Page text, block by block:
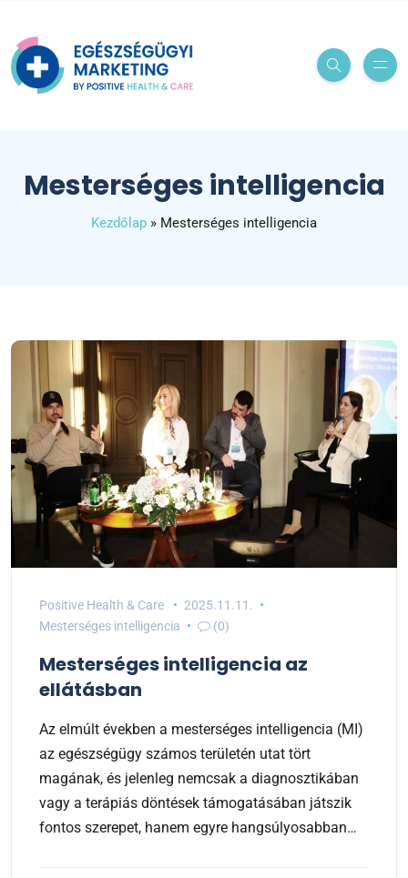
Mesterséges intelligencia
Kezdőlap » Mesterséges intelligencia
Positive Health & Care
2025.11.11.
Mesterséges intelligencia
(0)
Mesterséges intelligencia az
ellátásban
Az elmúlt években a mesterséges intelligencia (MI)
az egészségügy számos területén utat tört
magának, és jelenleg nemcsak a diagnosztikában
vagy a terápiás döntések támogatásában játszik
fontos szerepet, hanem egyre hangsúlyosabban…